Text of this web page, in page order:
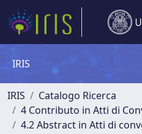
IRIS
IRIS
Catalogo Ricerca
4 Contributo in Atti di
4.2 Abstract in Atti di